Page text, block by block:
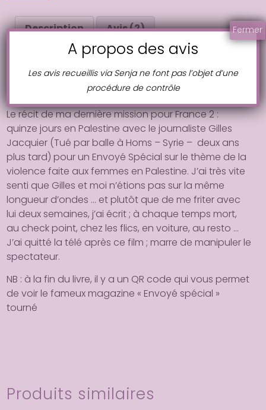
envoyé
très Description Avis (2)
Description
Le récit de ma dernière mission pour France 2 :
quinze jours en Palestine avec le journaliste Gilles
Jacquier (Tué par balle à Homs – Syrie – deux ans
plus tard) pour un Envoyé Spécial sur le thème de la
violence faite aux femmes en Palestine. J’ai très vite
senti que Gilles et moi n’étions pas sur la même
longueur d’ondes … et plutôt que de me friter avec
lui deux semaines, j’ai écrit ; à chaque temps mort,
au check point, chez les flics, en voiture, au resto …
J’ai quitté la télé après ce film ; marre de manipuler le
spectateur.
NB : à la fin du livre, il y a un QR code qui vous permet
de voir le fameux magazine « Envoyé spécial »
tourné
Produits similaires
A propos des avis
Les avis recueillis via Senja ne font pas l’objet d’une
procédure de contrôle
Fermer